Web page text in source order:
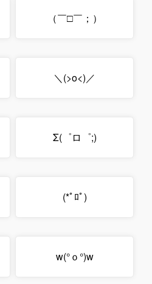
（￣□￣；）
＼(>o<)／
Σ(゜ロ゜;)
(*ﾟﾛﾟ)
w(°ｏ°)w